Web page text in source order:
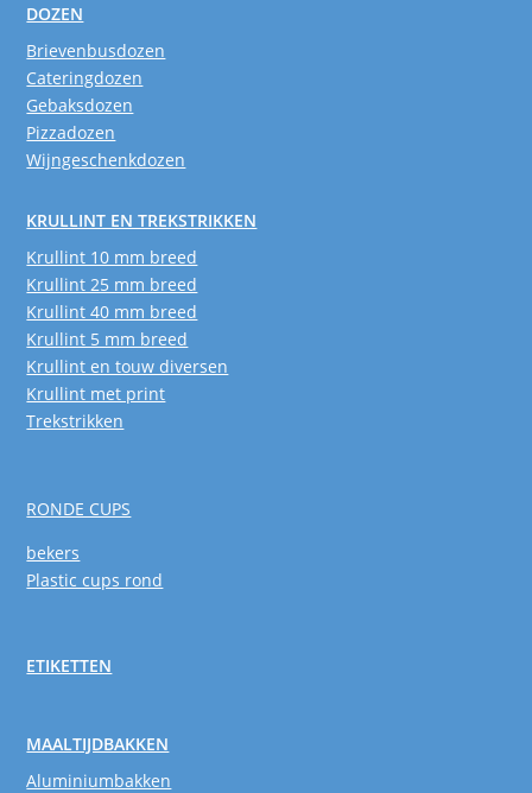
DOZEN
Brievenbusdozen
Cateringdozen
Gebaksdozen
Pizzadozen
Wijngeschenkdozen
KRULLINT EN TREKSTRIKKEN
Krullint 10 mm breed
Krullint 25 mm breed
Krullint 40 mm breed
Krullint 5 mm breed
Krullint en touw diversen
Krullint met print
Trekstrikken
RONDE CUPS
bekers
Plastic cups rond
ETIKETTEN
MAALTIJDBAKKEN
Aluminiumbakken